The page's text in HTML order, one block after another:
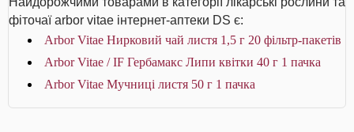
фіточаї arbor vitae інтернет-аптеки DS є:
Arbor Vitae Нирковий чай листя 1,5 г 20 фільтр-пакетів
Arbor Vitae / IF Гербамакс Липи квітки 40 г 1 пачка
Arbor Vitae Мучниці листя 50 г 1 пачка